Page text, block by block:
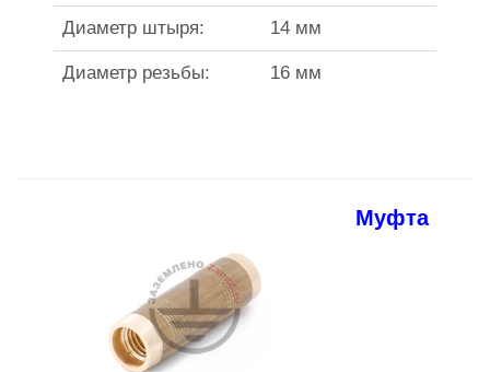
Диаметр штыря: 14 мм
Диаметр резьбы: 16 мм
Муфта